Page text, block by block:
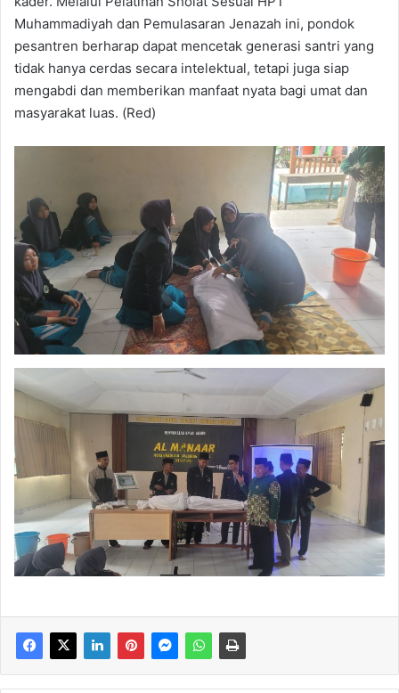
Muhammadiyah dan Pemulasaran Jenazah ini, pondok
pesantren berharap dapat mencetak generasi santri yang
tidak hanya cerdas secara intelektual, tetapi juga siap
mengabdi dan memberikan manfaat nyata bagi umat dan
masyarakat luas. (Red)